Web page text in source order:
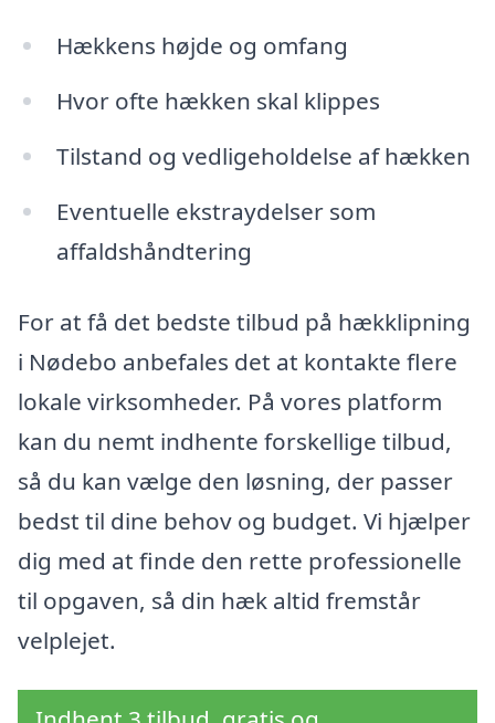
Hækkens højde og omfang
Hvor ofte hækken skal klippes
Tilstand og vedligeholdelse af hækken
Eventuelle ekstraydelser som
affaldshåndtering
For at få det bedste tilbud på hækklipning
i Nødebo anbefales det at kontakte flere
lokale virksomheder. På vores platform
kan du nemt indhente forskellige tilbud,
så du kan vælge den løsning, der passer
bedst til dine behov og budget. Vi hjælper
dig med at finde den rette professionelle
til opgaven, så din hæk altid fremstår
velplejet.